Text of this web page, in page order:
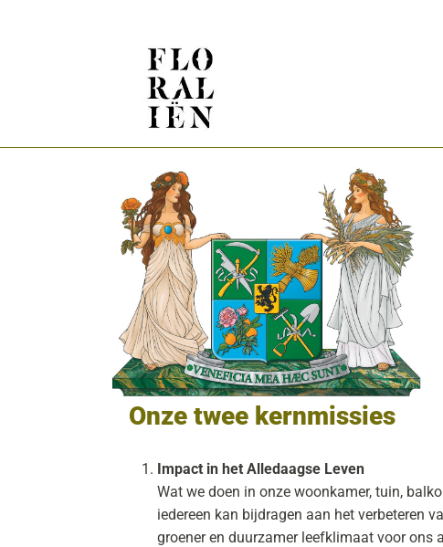
Onze twee kernmissies
Impact in het Alledaagse Leven
Wat we doen in onze woonkamer, tuin,
iedereen kan bijdragen aan het verbeteren
groener en duurzamer leefklimaat voor ons